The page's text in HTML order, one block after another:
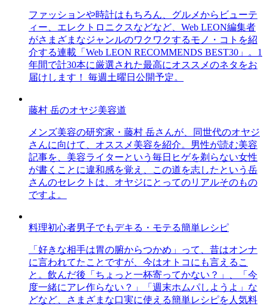
ファッションや時計はもちろん、グルメからビューテ
ィー、エレクトロニクスなどなど、Web LEON編集者
がさまざまなジャンルのワクワクするモノ・コトを紹
介する連載「Web LEON RECOMMENDS BEST30」。1
年間で計30本に厳選された最高にオススメのネタをお
届けします！ 毎週土曜日公開予定。
藤村 岳のオヤジ美容道
メンズ美容の研究家・藤村 岳さんが、同世代のオヤジ
さんに向けて、オススメ美容を紹介。男性が読む美容
記事を、美容ライターという毎日ヒゲを剃らない女性
が書くことに違和感を覚え、この道を志したという岳
さんのセレクトは、オヤジにとってのリアルそのもの
ですよ。
料理初心者男子でもデキる・モテる簡単レシピ
「好きな相手は胃の腑からつかめ」って、昔はオンナ
に言われてたことですが、今はオトコにも言えるこ
と。飲んだ後「ちょっと一杯寄ってかない？」、「今
度一緒にアレ作らない？」「週末ホムパしようよ」な
どなど、さまざまな口実に使える簡単レシピを人気料